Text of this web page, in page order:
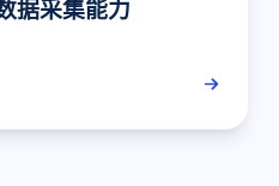
据采集能力